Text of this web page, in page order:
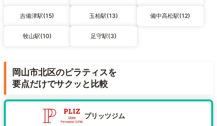
吉備津駅(15) 玉柏駅(13) 備中高松駅(12)
牧山駅(10) 足守駅(3)
岡山市北区のピラティスを
要点だけでサクッと比較
プリッツジム